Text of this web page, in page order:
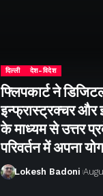
दिल्ली देश-विदेश
फ्लिपकार्ट ने
इन्फ्रास्ट्रक्चर और
के माध्यम से उत्तर
परिवर्तन में अपना
Lokesh Badoni